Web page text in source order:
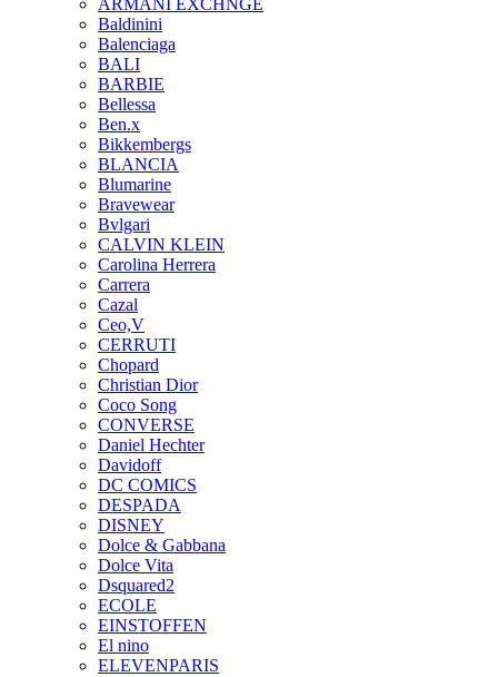
ARMANI EXCHNGE
Baldinini
Balenciaga
BALI
BARBIE
Bellessa
Ben.x
Bikkembergs
BLANCIA
Blumarine
Bravewear
Bvlgari
CALVIN KLEIN
Carolina Herrera
Carrera
Cazal
Ceo,V
CERRUTI
Chopard
Christian Dior
Coco Song
CONVERSE
Daniel Hechter
Davidoff
DC COMICS
DESPADA
DISNEY
Dolce & Gabbana
Dolce Vita
Dsquared2
ECOLE
EINSTOFFEN
El nino
ELEVENPARIS